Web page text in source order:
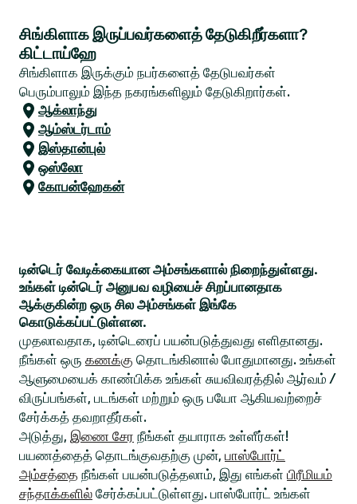
சிங்கிளாக இருப்பவர்களைத் தேடுகிறீர்களா?
கிட்டாய்ஹே
சிங்கிளாக இருக்கும் நபர்களைத் தேடுபவர்கள்
பெரும்பாலும் இந்த நகரங்களிலும் தேடுகிறார்கள்.
ஆக்லாந்து
ஆம்ஸ்டர்டாம்
இஸ்தான்புல்
ஒஸ்லோ
கோபன்ஹேகன்
டின்டெர் வேடிக்கையான அம்சங்களால் நிறைந்துள்ளது.
உங்கள் டின்டெர் அனுபவ வழியைச் சிறப்பானதாக
ஆக்குகின்ற ஒரு சில அம்சங்கள் இங்கே
கொடுக்கப்பட்டுள்ளன.
முதலாவதாக, டின்டெரைப் பயன்படுத்துவது எளிதானது.
நீங்கள் ஒரு கணக்கு தொடங்கினால் போதுமானது. உங்கள்
ஆளுமையைக் காண்பிக்க உங்கள் சுயவிவரத்தில் ஆர்வம் /
விருப்பங்கள், படங்கள் மற்றும் ஒரு பயோ ஆகியவற்றைச்
சேர்க்கத் தவறாதீர்கள்.
அடுத்து, இணை சேர நீங்கள் தயாராக உள்ளீர்கள்!
பயணத்தைத் தொடங்குவதற்கு முன், பாஸ்போர்ட்
அம்சத்தை நீங்கள் பயன்படுத்தலாம், இது எங்கள் பிரீமியம்
சந்தாக்களில் சேர்க்கப்பட்டுள்ளது. பாஸ்போர்ட் உங்கள்